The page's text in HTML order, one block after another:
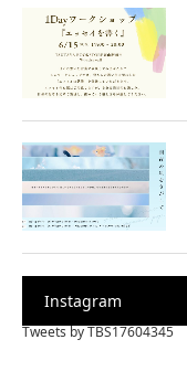
Instagram
Tweets by TBS17604345